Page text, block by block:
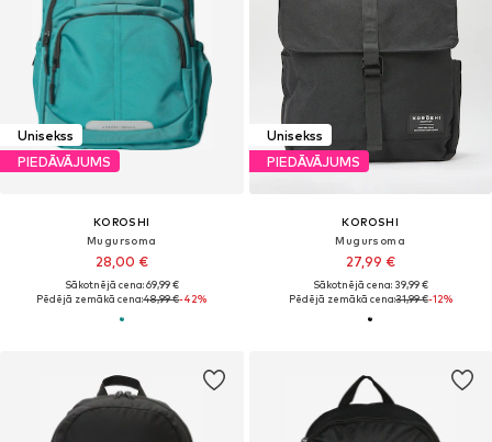
Unisekss
PIEDĀVĀJUMS
KOROSHI
Mugursoma
28,00 €
Sākotnējā cena: 69,99 €
Pēdējā zemākā cena:48,99 €-42%
Unisekss
PIEDĀVĀJUMS
KOROSHI
Mugursoma
27,99 €
Sākotnējā cena: 39,99 €
Pēdējā zemākā cena:31,99 €-12%